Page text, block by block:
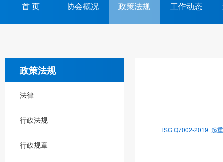
首 页 协会概况 政策法规 工作动态
政策法规
法律
行政法规
行政规章
TSG Q7002-2019 起